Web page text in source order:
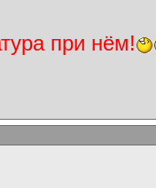
при нём!